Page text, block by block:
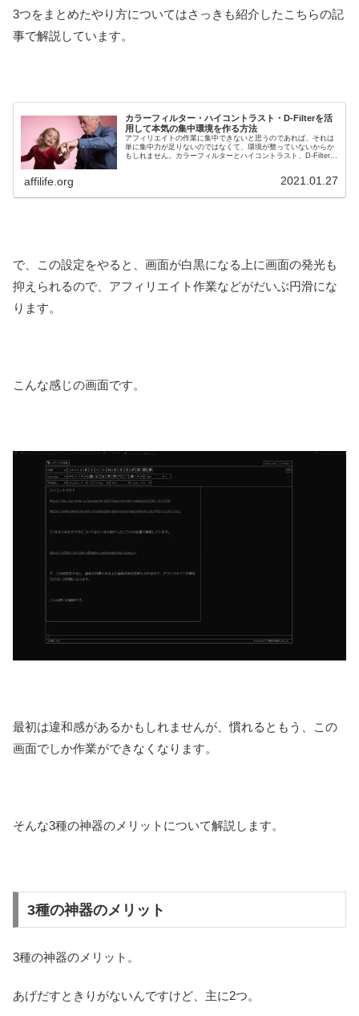
3つをまとめたやり方についてはさっきも紹介したこちらの記
事で解説しています。
カラーフィルター・ハイコントラスト・D-Filterを活
用して本気の集中環境を作る方法
アフィリエイトの作業に集中できないと思うのであれば、それは
単に集中力が足りないのではなくて、環境が整っていないからか
もしれません。カラーフィルターとハイコントラスト、D-Filterを
affilife.org 2021.01.27
で、この設定をやると、画面が白黒になる上に画面の発光も
抑えられるので、アフィリエイト作業などがだいぶ円滑にな
ります。
こんな感じの画面です。
最初は違和感があるかもしれませんが、慣れるともう、この
画面でしか作業ができなくなります。
そんな3種の神器のメリットについて解説します。
3種の神器のメリット
3種の神器のメリット。
あげだすときりがないんですけど、主に2つ。